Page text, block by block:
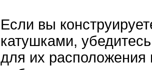
Если вы
катушками,
для их расположения